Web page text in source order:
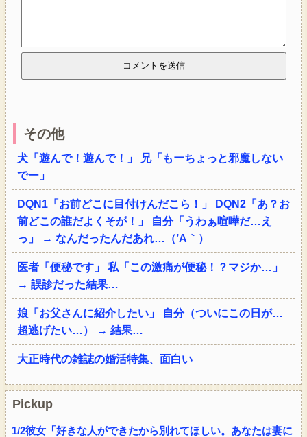
その他
犬「遊んで！遊んで！」 兄「もーちょっと邪魔しない
でー」
DQN1「お前どこに目付けんだこら！」 DQN2「あ？お
前どこの誰だよくそが！」 自分「うわぁ喧嘩だ…え
っ」 → なんだったんだあれ…（’A｀）
医者「便秘です」 私「この激痛が便秘！？マジか…」
→ 誤診だった結果…
娘「お父さんに紹介したい」 自分（ついにこの日が…
超逃げたい…） → 結果…
大正時代の雑誌の婚活特集、面白い
Pickup
1/2彼女「好きな人ができたから別れてほしい。あなたは妻に